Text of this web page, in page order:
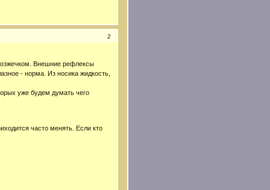
2
Внешние рефлексы
- норма. Из носика жидкость,
уже будем думать чего
часто менять. Если кто